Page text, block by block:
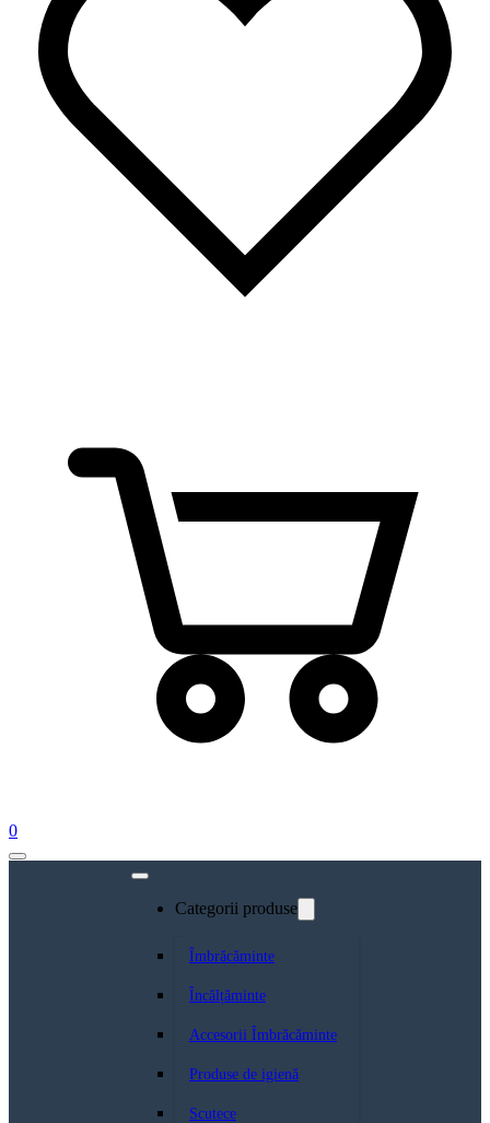
0
Categorii produse
Îmbrăcăminte
Încălțăminte
Accesorii Îmbrăcăminte
Produse de igienă
Scutece